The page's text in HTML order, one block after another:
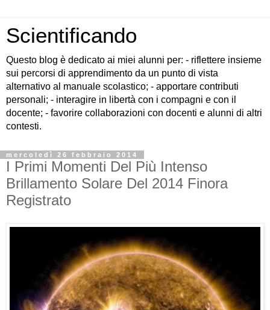
Scientificando
Questo blog è dedicato ai miei alunni per: - riflettere insieme
sui percorsi di apprendimento da un punto di vista
alternativo al manuale scolastico; - apportare contributi
personali; - interagire in libertà con i compagni e con il
docente; - favorire collaborazioni con docenti e alunni di altri
contesti.
mercoledì 26 febbraio 2014
I Primi Momenti Del Più Intenso
Brillamento Solare Del 2014 Finora
Registrato